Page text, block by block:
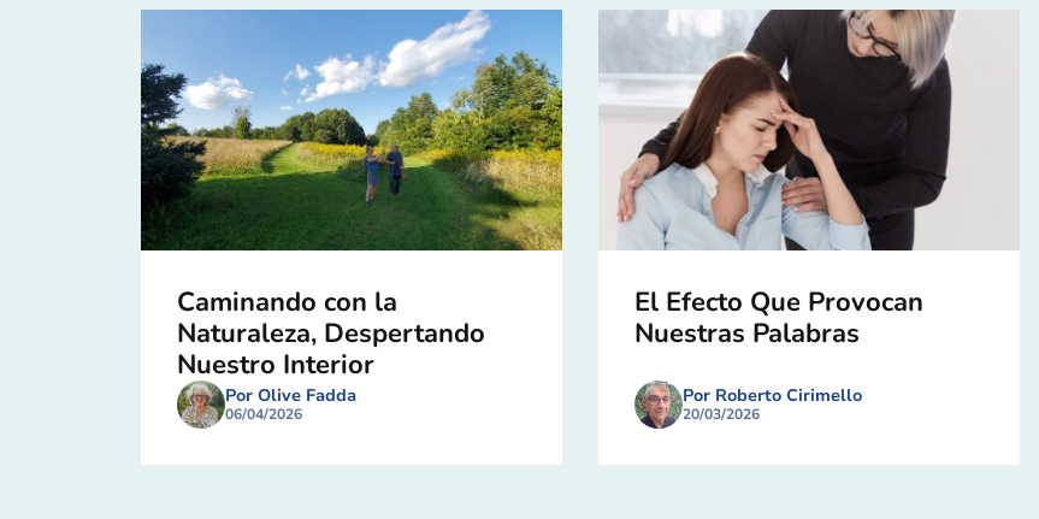
Caminando con la
Naturaleza, Despertando
Nuestro Interior
Por Olive Fadda
06/04/2026
El Efecto Que Provocan
Nuestras Palabras
Por Roberto Cirimello
20/03/2026